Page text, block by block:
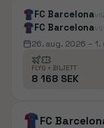
FC Barcelonavs
FC Barcelonavs
26. aug. 2026 –
FLYG + BILJETT
8 168 SEK
FC